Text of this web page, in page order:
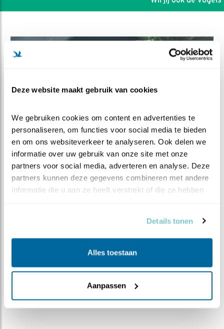
Deze website maakt gebruik van cookies
We gebruiken cookies om content en advertenties te
personaliseren, om functies voor social media te bieden
en om ons websiteverkeer te analyseren. Ook delen we
informatie over uw gebruik van onze site met onze
partners voor social media, adverteren en analyse. Deze
partners kunnen deze gegevens combineren met andere
informatie die u aan ze heeft verstrekt of die ze hebben
Details tonen
Alles toestaan
Aanpassen
DEEL DIT FILMPJE
Geert | Geplaatst op 19 juni 2023, 7:00 |
Vind ik leuk
|
Bewaar dit filmpje|
340x
Muzikale begeleiding door:
Het partycentrum in de buurt
(alleen het eerste deel van het filmpje).